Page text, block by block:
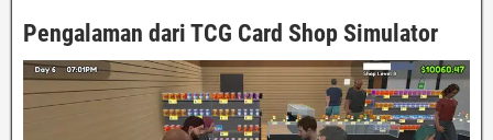
Pengalaman dari TCG Card Shop Simulator